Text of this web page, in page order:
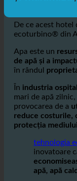
și
De ce acest
ecoturbino® din
Apa este un
de apă și a
în rândul
În industria
mari de apă
provocarea de a
reduce costurile,
protecția
tehnologia
inovatoare